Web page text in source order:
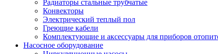
Радиаторы стальные трубчатые
Конвекторы
Электрический теплый пол
Греющие кабели
Комплектующие и аксессуары для приборов
Насосное оборудование